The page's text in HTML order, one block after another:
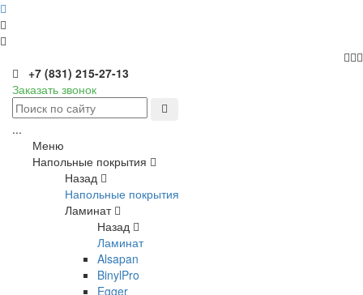
+7 (831) 215-27-13
Заказать звонок
...
Меню
Напольные покрытия
Назад
Напольные покрытия
Ламинат
Назад
Ламинат
Alsapan
BinylPro
Egger